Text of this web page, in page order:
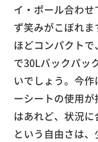
イ・ポール合わ
ず笑みがこぼれ
ほどコンパクト
で30Lバックパッ
いでしょう。今
ーシートの使用
はあれど、状況
という自由さは